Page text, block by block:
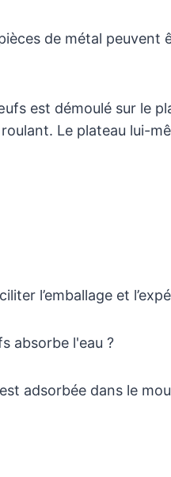
de métal
est démoulé sur le
Le plateau lui-
l’emballage et
absorbe l'eau ?
adsorbée dans le